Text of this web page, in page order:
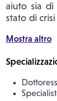
aiuto sia
stato di
Mostra altro